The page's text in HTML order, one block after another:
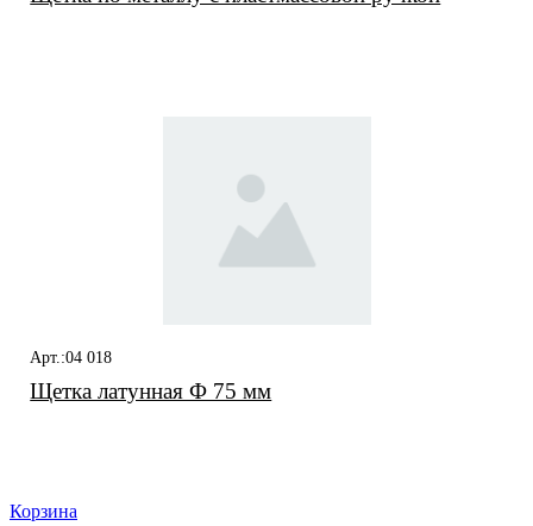
Арт.:04 018
Щетка латунная Ф 75 мм
Корзина